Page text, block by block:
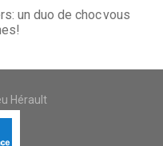
un duo de choc vous
Hérault